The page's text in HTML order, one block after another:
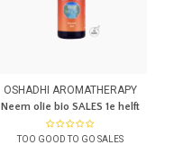
OSHADHI AROMATHERAPY
Neem olie bio SALES 1e helft
'26
TOO GOOD TO GO SALES